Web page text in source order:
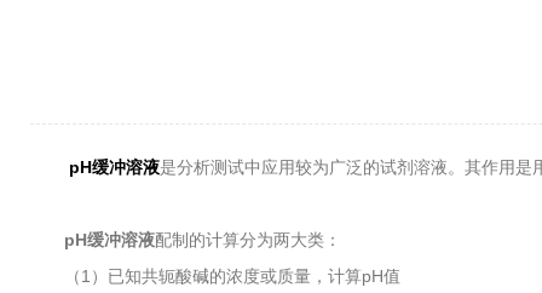
pH缓冲溶液是分析测试中应用较为广泛的试剂溶液。其作用
pH缓冲溶液配制的计算分为两大类：
（1）已知共轭酸碱的浓度或质量，计算pH值